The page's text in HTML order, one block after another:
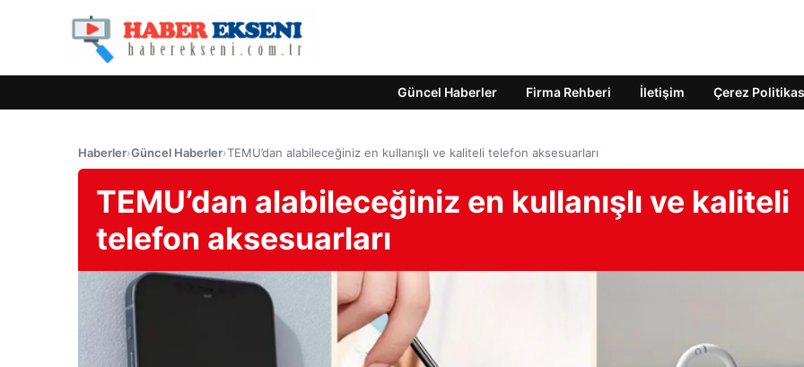
Güncel Haberler Firma Rehberi İletişim Çerez
Haberler›Güncel Haberler›TEMU’dan alabileceğiniz en kullanışlı ve kaliteli telefon aksesuarları
TEMU’dan alabileceğiniz en kullanışlı ve kaliteli
telefon aksesuarları